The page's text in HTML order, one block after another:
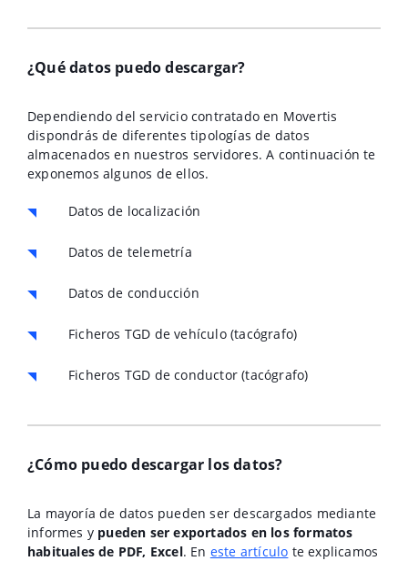
¿Qué datos puedo descargar?
Dependiendo del servicio contratado en Movertis
dispondrás de diferentes tipologías de datos
almacenados en nuestros servidores. A continuación te
exponemos algunos de ellos.
Datos de localización
Datos de telemetría
Datos de conducción
Ficheros TGD de vehículo (tacógrafo)
Ficheros TGD de conductor (tacógrafo)
¿Cómo puedo descargar los datos?
La mayoría de datos pueden ser descargados mediante
informes y pueden ser exportados en los formatos
habituales de PDF, Excel. En este artículo te explicamos